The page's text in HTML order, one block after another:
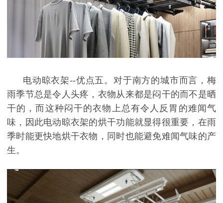
电动晾衣架--优点五。对于南方的城市而言，梅
雨季节总是令人头疼，衣物从来都是闷干的而不是晒
干的，而这种闷干的衣物上总有令人反胃的难闻气
味，因此电动晾衣架的烘干功能就显得很重要，在雨
季时能更快地烘干衣物，同时也能避免难闻气味的产
生。